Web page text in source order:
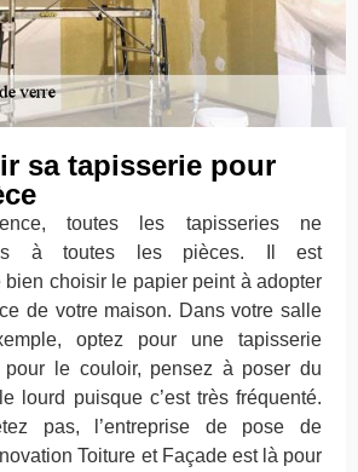
sa tapisserie pour
toutes les tapisseries ne
à toutes les pièces. Il est
choisir le papier peint à adopter
de votre maison. Dans votre salle
optez pour une tapisserie
pour le couloir, pensez à poser du
lourd puisque c’est très fréquenté.
pas, l’entreprise de pose de
Toiture et Façade est là pour